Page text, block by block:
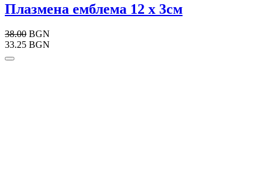
Плазменa емблема 12 х 3см
38.00 BGN
33.25 BGN